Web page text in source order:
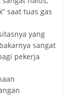
saat tuas gas
yang
sangat
pekerja